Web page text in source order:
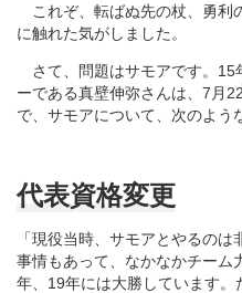
これぞ、転ばぬ先の杖、勇利
に触れた気がしました。
さて、問題はサモアです。15
ーである真壁伸弥さんは、7月
で、サモアについて、次のよう
代表資格変更
「現役当時、サモアとやるの
事情もあって、なかなかチーム
年、19年には大勝しています。